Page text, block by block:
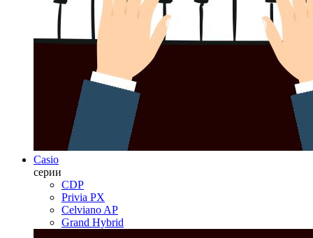
Casio
серии
CDP
Privia PX
Celviano AP
Grand Hybrid